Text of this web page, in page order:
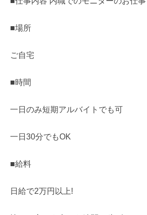
■場所
ご自宅
■時間
一日のみ短期アルバイトでも可
一日30分でもOK
■給料
日給で2万円以上!